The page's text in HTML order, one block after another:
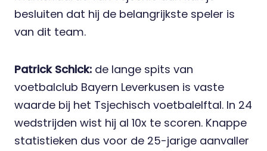
besluiten dat hij de belangrijkste speler is
van dit team.
Patrick Schick: de lange spits van
voetbalclub Bayern Leverkusen is vaste
waarde bij het Tsjechisch voetbalelftal. In 24
wedstrijden wist hij al 10x te scoren. Knappe
statistieken dus voor de 25-jarige aanvaller